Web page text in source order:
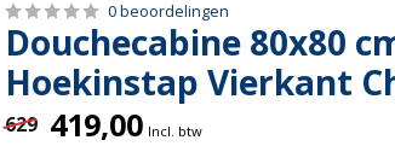
0 beoordelingen
Douchecabine 80x80
Hoekinstap Vierkant
629 419,00 Incl. btw